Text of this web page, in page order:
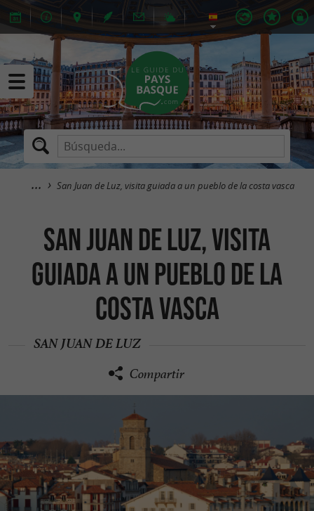
San Juan de Luz, visita guiada a un pueblo de la costa vasca
San Juan de Luz, visita
guiada a un pueblo de la
costa vasca
SAN JUAN DE LUZ
Compartir